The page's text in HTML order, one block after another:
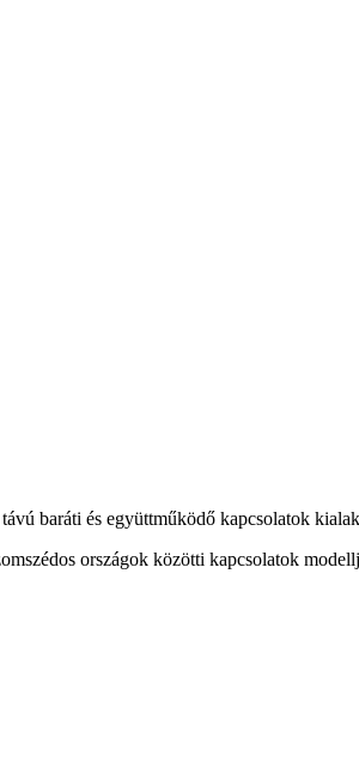
baráti és együttműködő kapcsolatok
országok közötti kapcsolatok